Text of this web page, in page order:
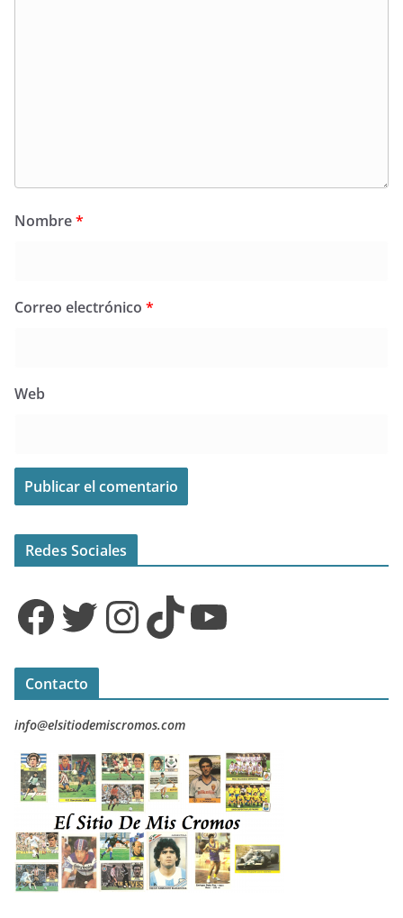
Nombre*
Correo electrónico *
Web
Redes Sociales
Facebook Twitter InstagramTikTok YouTube
Contacto
info@elsitiodemiscromos.com